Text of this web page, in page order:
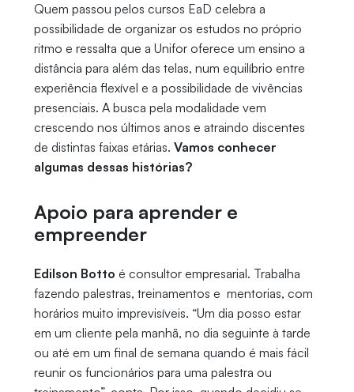
Quem passou pelos cursos EaD celebra a
possibilidade de organizar os estudos no próprio
ritmo e ressalta que a Unifor oferece um ensino a
distância para além das telas, num equilíbrio entre
experiência flexível e a possibilidade de vivências
presenciais. A busca pela modalidade vem
crescendo nos últimos anos e atraindo discentes
de distintas faixas etárias. Vamos conhecer
algumas dessas histórias?
Apoio para aprender e
empreender
Edilson Botto é consultor empresarial. Trabalha
fazendo palestras, treinamentos e mentorias, com
horários muito imprevisíveis. “Um dia posso estar
em um cliente pela manhã, no dia seguinte à tarde
ou até em um final de semana quando é mais fácil
reunir os funcionários para uma palestra ou